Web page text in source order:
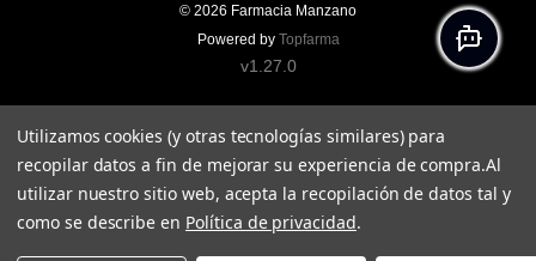
© 2026 Farmacia Manzano
Powered by Topfarma
v1.27.0
Utilizamos cookies (y otras tecnologías similares) para
recopilar datos a fin de mejorar su experiencia de compra.Al
utilizar nuestro sitio web, acepta la recopilación de datos tal y
como se describe en Política de privacidad.